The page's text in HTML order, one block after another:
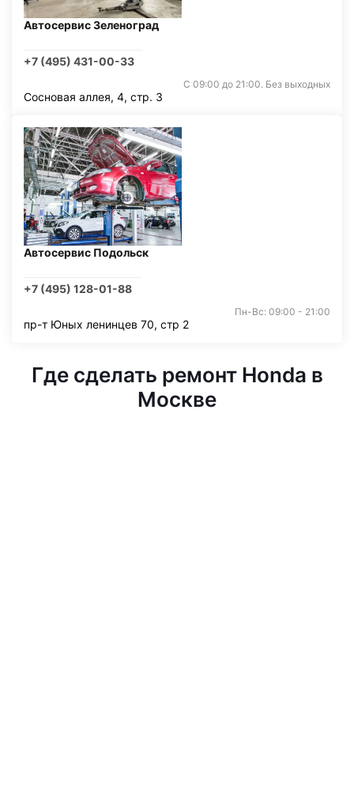
Автосервис Зеленоград
+7 (495) 431-00-33
С 09:00 до 21:00. Без выходных
Сосновая аллея, 4, стр. 3
Автосервис Подольск
+7 (495) 128-01-88
Пн-Вс: 09:00 - 21:00
пр-т Юных ленинцев 70, стр 2
Где сделать ремонт Honda в
Москве